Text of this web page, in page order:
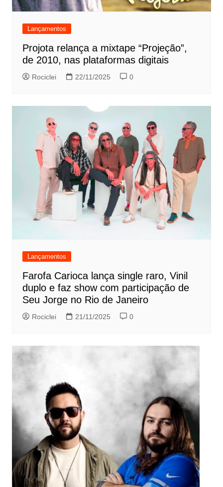
Lançamentos
Projota relança a mixtape “Projeção”,
de 2010, nas plataformas digitais
Rociclei 22/11/2025 0
Lançamentos
Farofa Carioca lança single raro, Vinil
duplo e faz show com participação de
Seu Jorge no Rio de Janeiro
Rociclei 21/11/2025 0